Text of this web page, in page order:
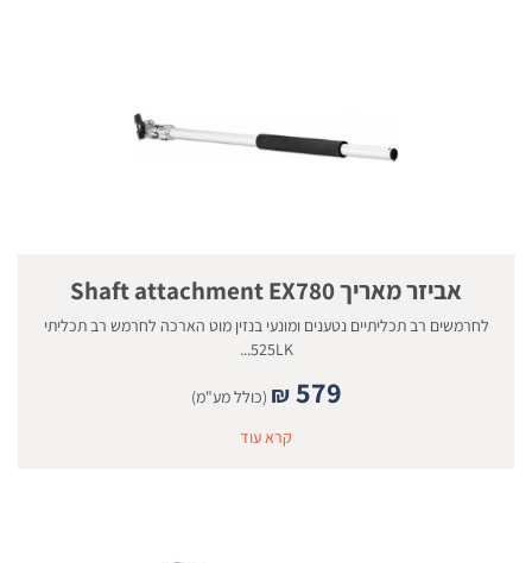
אביזר מאריך Shaft attachment EX780
לחרמשים רב תכליתיים נטענים ומונעי בנזין מוט הארכה לחרמש רב תכליתי
525LK...
₪ 579
(כולל מע"מ)
קרא עוד